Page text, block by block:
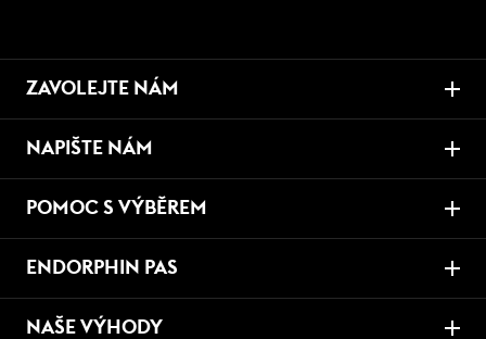
ZAVOLEJTE NÁM
NAPIŠTE NÁM
POMOC S VÝBĚREM
ENDORPHIN PAS
NAŠE VÝHODY